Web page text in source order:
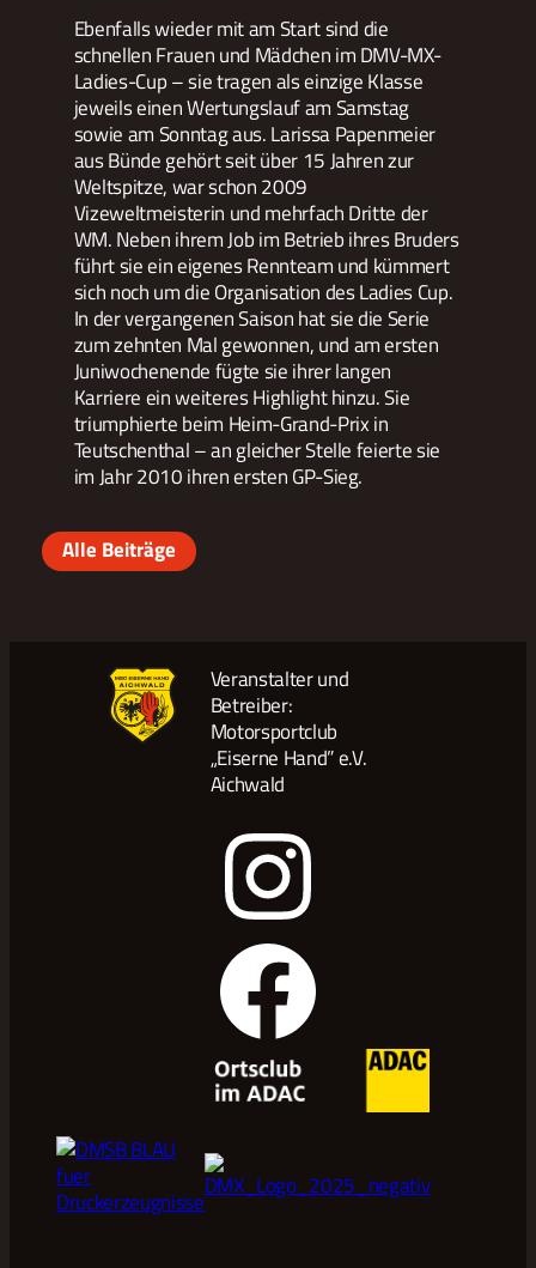
Ebenfalls wieder mit am Start sind die
schnellen Frauen und Mädchen im DMV-MX-
Ladies-Cup – sie tragen als einzige Klasse
jeweils einen Wertungslauf am Samstag
sowie am Sonntag aus. Larissa Papenmeier
aus Bünde gehört seit über 15 Jahren zur
Weltspitze, war schon 2009
Vizeweltmeisterin und mehrfach Dritte der
WM. Neben ihrem Job im Betrieb ihres Bruders
führt sie ein eigenes Rennteam und kümmert
sich noch um die Organisation des Ladies Cup.
In der vergangenen Saison hat sie die Serie
zum zehnten Mal gewonnen, und am ersten
Juniwochenende fügte sie ihrer langen
Karriere ein weiteres Highlight hinzu. Sie
triumphierte beim Heim-Grand-Prix in
Teutschenthal – an gleicher Stelle feierte sie
im Jahr 2010 ihren ersten GP-Sieg.
Alle Beiträge
Veranstalter und
Betreiber:
Motorsportclub
„Eiserne Hand” e.V.
Aichwald
Instagram
Facebook